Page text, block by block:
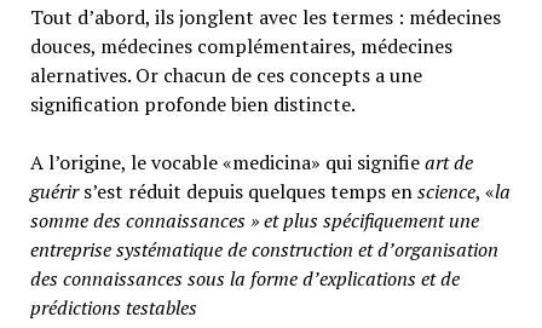
Tout d’abord, ils jonglent avec les termes : médecines
douces, médecines complémentaires, médecines
alernatives. Or chacun de ces concepts a une
signification profonde bien distincte.
A l’origine, le vocable «medicina» qui signifieart de
guérirs’est réduit depuis quelques temps enscience, «la
somme des connaissances » et plus spécifiquement une
entreprise systématique de construction et d’organisation
des connaissances sous la forme d’explications et de
prédictions testables